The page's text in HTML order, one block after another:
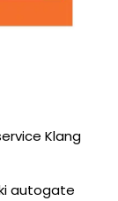
Klang
autogate